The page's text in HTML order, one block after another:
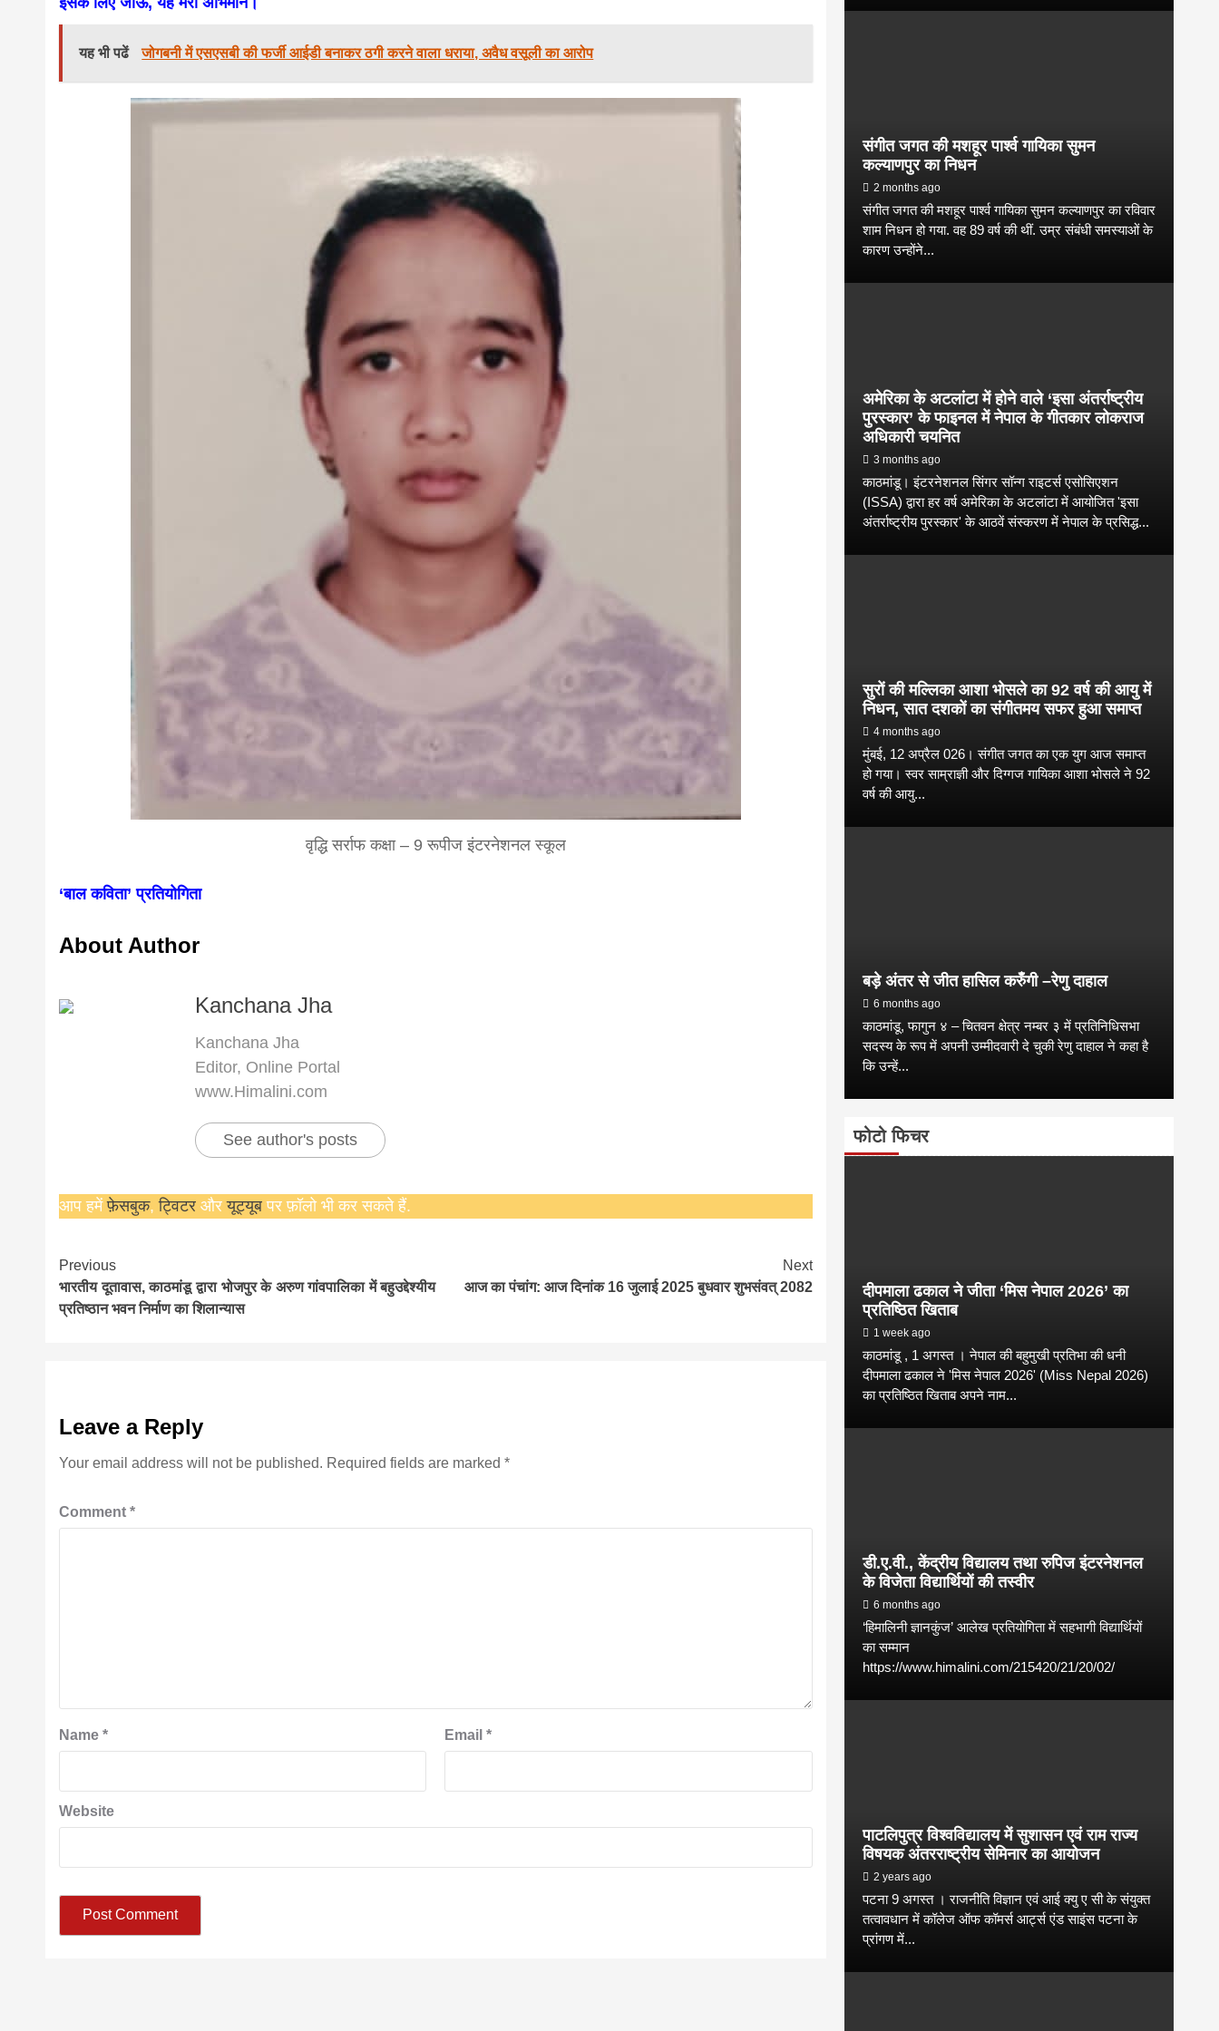
यह भी पढें जोगबनी में एसएसबी की फर्जी आईडी बनाकर ठगी करने वाला धराया, अवैध वसूली का आरोप
वृद्धि सर्राफ कक्षा – 9 रूपीज इंटरनेशनल स्कूल
‘बाल कविता’ प्रतियोगिता
About Author
Kanchana Jha
Kanchana Jha
Editor, Online Portal
www.Himalini.com
See author's posts
आप हमेंफ़ेसबुक,ट्विटरऔरयूट्यूब पर फ़ॉलो भी कर सकते हैं.
Continue
Reading
Previous
भारतीय दूतावास, काठमांडू द्वारा भोजपुर के अरुण गांवपालिका में बहुउद्देश्यीय
प्रतिष्ठान भवन निर्माण का शिलान्यास
Next
आज का पंचांग: आज दिनांक 16 जुलाई 2025 बुधवार शुभसंवत् 2082
Leave a Reply
Your email address will not be published. Required fields are marked*
Comment*
Name* Email*
Website
संगीत जगत की मशहूर पार्श्व गायिका सुमन
कल्याणपुर का निधन
2 months ago
संगीत जगत की मशहूर पार्श्व गायिका सुमन कल्याणपुर का रविवार
शाम निधन हो गया. वह 89 वर्ष की थीं. उम्र संबंधी समस्याओं के
कारण उन्होंने...
अमेरिका के अटलांटा में होने वाले ‘इसा अंतर्राष्ट्रीय
पुरस्कार’ के फाइनल में नेपाल के गीतकार लोकराज
अधिकारी चयनित
3 months ago
काठमांडू। इंटरनेशनल सिंगर सॉन्ग राइटर्स एसोसिएशन
(ISSA) द्वारा हर वर्ष अमेरिका के अटलांटा में आयोजित 'इसा
अंतर्राष्ट्रीय पुरस्कार' के आठवें संस्करण में नेपाल के प्रसिद्ध...
सुरों की मल्लिका आशा भोसले का 92 वर्ष की आयु में
निधन, सात दशकों का संगीतमय सफर हुआ समाप्त
4 months ago
मुंबई, 12 अप्रैल 026। संगीत जगत का एक युग आज समाप्त
हो गया। स्वर साम्राज्ञी और दिग्गज गायिका आशा भोसले ने 92
वर्ष की आयु...
बड़े अंतर से जीत हासिल करुँंगी –रेणु दाहाल
6 months ago
काठमांडू, फागुन ४ – चितवन क्षेत्र नम्बर ३ में प्रतिनिधिसभा
सदस्य के रूप में अपनी उम्मीदवारी दे चुकी रेणु दाहाल ने कहा है
कि उन्हें...
फोटो फिचर
दीपमाला ढकाल ने जीता ‘मिस नेपाल 2026’ का
प्रतिष्ठित खिताब
1 week ago
काठमांडू , 1 अगस्त । नेपाल की बहुमुखी प्रतिभा की धनी
दीपमाला ढकाल ने 'मिस नेपाल 2026' (Miss Nepal 2026)
का प्रतिष्ठित खिताब अपने नाम...
डी.ए.वी., केंद्रीय विद्यालय तथा रुपिज इंटरनेशनल
के विजेता विद्यार्थियों की तस्वीर
6 months ago
‘हिमालिनी ज्ञानकुंज’ आलेख प्रतियोगिता में सहभागी विद्यार्थियों
का सम्मान
https://www.himalini.com/215420/21/20/02/
पाटलिपुत्र विश्वविद्यालय में सुशासन एवं राम राज्य
विषयक अंतरराष्ट्रीय सेमिनार का आयोजन
2 years ago
पटना 9 अगस्त । राजनीति विज्ञान एवं आई क्यु ए सी के संयुक्त
तत्वावधान में कॉलेज ऑफ कॉमर्स आर्ट्स एंड साइंस पटना के
प्रांगण में...